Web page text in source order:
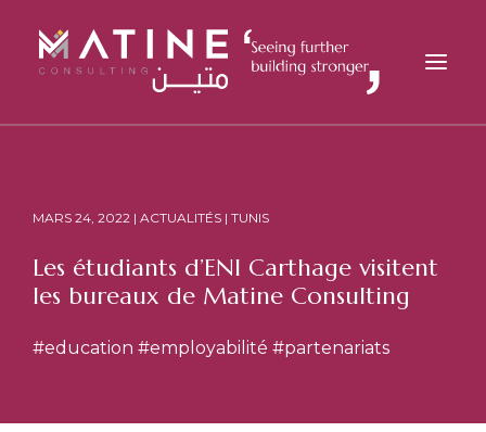
RÉFÉRENCES
CARRIÈRES
CONTACT
MARS 24, 2022 | ACTUALITÉS | TUNIS
Les étudiants d’ENI Carthage visitent
les bureaux de Matine Consulting
#education #employabilité #partenariats